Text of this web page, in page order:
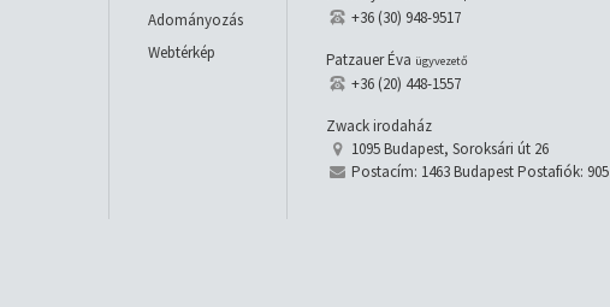
Adományozás
Webtérkép
+36 (30) 948-9517
Patzauer Éva ügyvezető
+36 (20) 448-1557
Zwack irodaház
1095 Budapest, Soroksári út 26
Postacím: 1463 Budapest Postafiók: 905